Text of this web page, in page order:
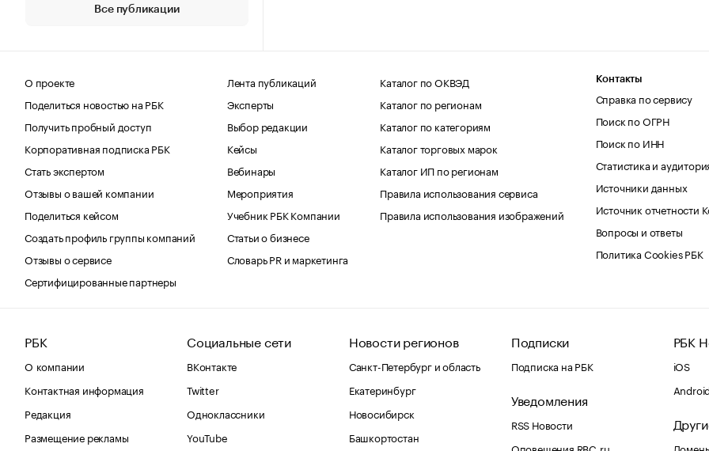
Все публикации
О проекте
Поделиться новостью на РБК
Получить пробный доступ
Корпоративная подписка РБК
Стать экспертом
Отзывы о вашей компании
Поделиться кейсом
Создать профиль группы компаний
Отзывы о сервисе
Сертифицированные партнеры
Лента публикаций
Эксперты
Выбор редакции
Кейсы
Вебинары
Мероприятия
Учебник РБК Компании
Статьи о бизнесе
Словарь PR и маркетинга
Каталог по ОКВЭД
Каталог по регионам
Каталог по категориям
Каталог торговых марок
Каталог ИП по регионам
Правила использования сервиса
Правила использования изображений
Контакты
Справка по сервису
Поиск по ОГРН
Поиск по ИНН
Статистика и
Источники данных
Источник отчетности
Вопросы и ответы
Политика Cookies РБК
РБК
О компании
Контактная информация
Редакция
Размещение рекламы
Социальные сети
ВКонтакте
Twitter
Одноклассники
YouTube
Новости регионов
Санкт-Петербург и область
Екатеринбург
Новосибирск
Башкортостан
Подписки
Подписка на РБК
Уведомления
RSS Новости
Оповещения RBC.ru
РБК
iOS